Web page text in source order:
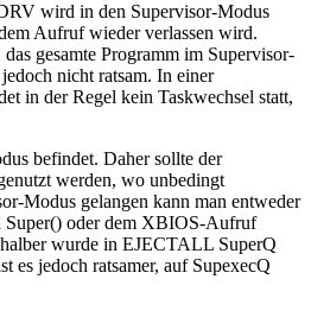
wird in den Supervisor-Modus
Aufruf wieder verlassen wird.
gesamte Programm im Supervisor-
nicht ratsam. In einer
in der Regel kein Taskwechsel statt,
befindet. Daher sollte der
werden, wo unbedingt
Modus gelangen kann man entweder
oder dem XBIOS-Aufruf
wurde in EJECTALL SuperQ
es jedoch ratsamer, auf SupexecQ